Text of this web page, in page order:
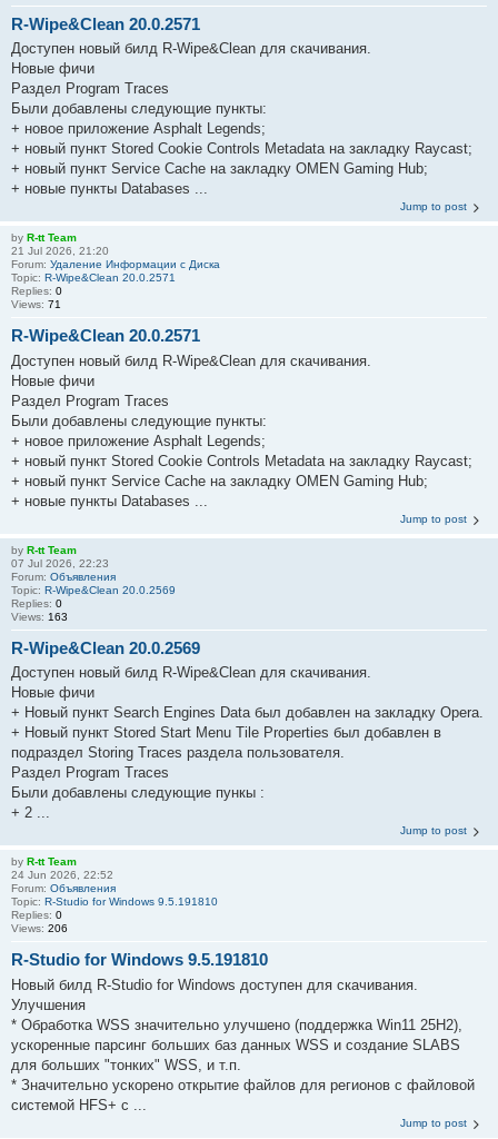
R-Wipe&Clean 20.0.2571
Доступен новый билд R-Wipe&Clean для скачивания.
Новые фичи
Раздел Program Traces
Были добавлены следующие пункты:
+ новое приложение Asphalt Legends;
+ новый пункт Stored Cookie Controls Metadata на закладку Raycast;
+ новый пункт Service Cache на закладку OMEN Gaming Hub;
+ новые пункты Databases ...
Jump to post
by R-tt Team
21 Jul 2026, 21:20
Forum: Удаление Информации с Диска
Topic: R-Wipe&Clean 20.0.2571
Replies: 0
Views: 71
R-Wipe&Clean 20.0.2571
Доступен новый билд R-Wipe&Clean для скачивания.
Новые фичи
Раздел Program Traces
Были добавлены следующие пункты:
+ новое приложение Asphalt Legends;
+ новый пункт Stored Cookie Controls Metadata на закладку Raycast;
+ новый пункт Service Cache на закладку OMEN Gaming Hub;
+ новые пункты Databases ...
Jump to post
by R-tt Team
07 Jul 2026, 22:23
Forum: Объявления
Topic: R-Wipe&Clean 20.0.2569
Replies: 0
Views: 163
R-Wipe&Clean 20.0.2569
Доступен новый билд R-Wipe&Clean для скачивания.
Новые фичи
+ Новый пункт Search Engines Data был добавлен на закладку Opera.
+ Новый пункт Stored Start Menu Tile Properties был добавлен в
подраздел Storing Traces раздела пользователя.
Раздел Program Traces
Были добавлены следующие пункы :
+ 2 ...
Jump to post
by R-tt Team
24 Jun 2026, 22:52
Forum: Объявления
Topic: R-Studio for Windows 9.5.191810
Replies: 0
Views: 206
R-Studio for Windows 9.5.191810
Новый билд R-Studio for Windows доступен для скачивания.
Улучшения
* Обработка WSS значительно улучшено (поддержка Win11 25H2),
ускоренные парсинг больших баз данных WSS и создание SLABS
для больших "тонких" WSS, и т.п.
* Значительно ускорено открытие файлов для регионов с файловой
системой HFS+ с ...
Jump to post